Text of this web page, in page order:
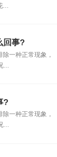
...
回事?
一种正常现象，
?
一种正常现象，
...